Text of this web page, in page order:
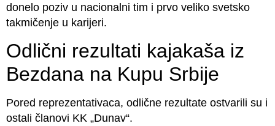
donelo poziv u nacionalni tim i prvo veliko svetsko
takmičenje u karijeri.
Odlični rezultati kajakaša iz
Bezdana na Kupu Srbije
Pored reprezentativaca, odlične rezultate ostvarili su i
ostali članovi KK „Dunav“.